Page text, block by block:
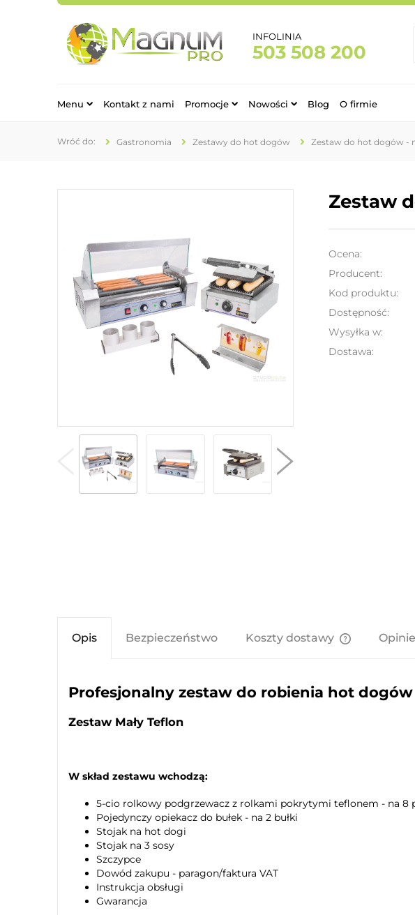
INFOLINIA
503 508 200
Menu Kontakt z nami Promocje Nowości Blog O firmie
Gastronomia Zestawy do hot dogów Zestaw do hot dogów -
Zestaw
Ocena:
Producent:
Kod produktu:
Dostępność:
Wysyłka w:
Dostawa:
Opis Bezpieczeństwo Koszty dostawy
Profesjonalny zestaw do robienia hot dogów
Zestaw Mały Teflon
W skład zestawu wchodzą:
5-cio rolkowy podgrzewacz z rolkami pokrytymi teflonem - na 8
Pojedynczy opiekacz do bułek - na 2 bułki
Stojak na hot dogi
Stojak na 3 sosy
Szczypce
Dowód zakupu - paragon/faktura VAT
Instrukcja obsługi
Gwarancja